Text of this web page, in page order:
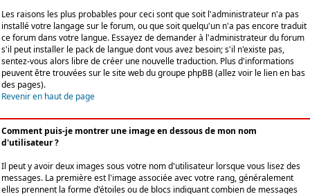
Les raisons les plus probables pour ceci sont que soit l'administrateur n'a pas
installé votre langage sur le forum, ou que soit quelqu'un n'a pas encore traduit
ce forum dans votre langue. Essayez de demander à l'administrateur du forum
s'il peut installer le pack de langue dont vous avez besoin; s'il n'existe pas,
sentez-vous alors libre de créer une nouvelle traduction. Plus d'informations
peuvent être trouvées sur le site web du groupe phpBB (allez voir le lien en bas
des pages).
Revenir en haut de page
Comment puis-je montrer une image en dessous de mon nom
d'utilisateur ?
Il peut y avoir deux images sous votre nom d'utilisateur lorsque vous lisez des
messages. La première est l'image associée avec votre rang, généralement
elles prennent la forme d'étoiles ou de blocs indiquant combien de messages